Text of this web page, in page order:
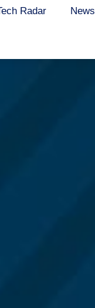
Radar
News